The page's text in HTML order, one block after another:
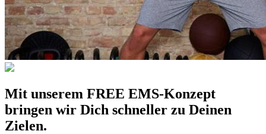
Mit unserem FREE EMS-Konzept
bringen wir Dich schneller zu Deinen
Zielen.